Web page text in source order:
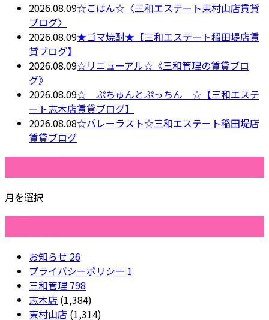
2026.08.09☆ごはん☆〈三和エステート東村山店賃貸
ブログ〉
2026.08.09★ゴマ焼酎★【三和エステート稲田堤店賃
貸ブログ】
2026.08.09☆リニューアル☆《三和管理の賃貸ブロ
グ》
2026.08.09☆ ぷちゅんとぷっちん ☆【三和エステ
ート志木店賃貸ブログ】
2026.08.08☆バレーラスト☆三和エステート稲田堤店
賃貸ブログ
月を選択
お知らせ 26
プライバシーポリシー 1
三和管理 798
志木店 (1,384)
東村山店 (1,314)